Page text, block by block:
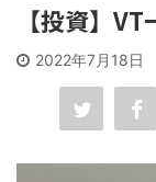
【投資】
2022年7月18日